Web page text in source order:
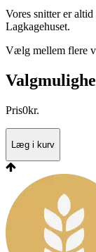
Vores snitter er
Lagkagehuset.
Vælg mellem flere
Pris0kr.
Læg i kurv